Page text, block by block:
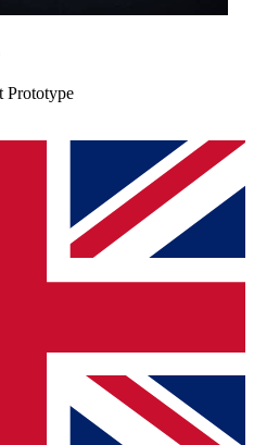
Prototype